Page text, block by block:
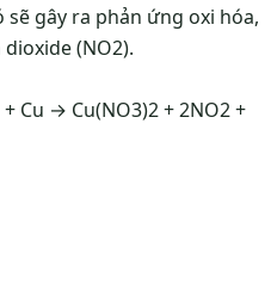
sẽ gây ra phản ứng oxi hóa,
(NO2).
Cu → Cu(NO3)2 + 2NO2 +